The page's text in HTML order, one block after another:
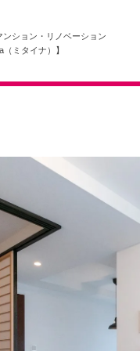
ション・リノベーション
ミタイナ）】